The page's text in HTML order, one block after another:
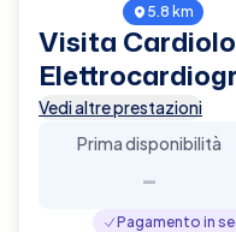
5.8 km
Visita
Vedi altre prestazioni
Prima disponibilità
-
Pagamento in